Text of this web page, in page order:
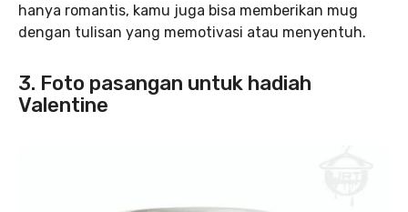
hanya romantis, kamu juga bisa memberikan mug
dengan tulisan yang memotivasi atau menyentuh.
3. Foto pasangan untuk hadiah
Valentine